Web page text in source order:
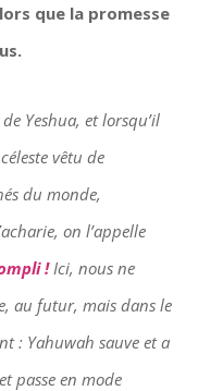
que la promesse
Yeshua, et lorsqu’il
vêtu de
du monde,
on l’appelle
! Ici, nous ne
au futur, mais dans le
: Yahuwah sauve et a
passe en mode